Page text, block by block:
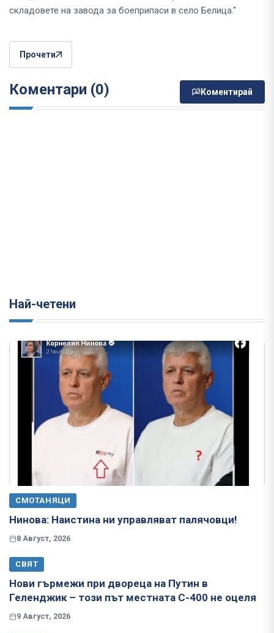
складовете на завода за боеприпаси в село Белица."
Прочети
Коментари (0) Коментирай
Най-четени
СМОТАНЯЦИ
Нинова: Наистина ни управляват палячовци!
8 Август, 2026
СВЯТ
Нови гърмежи при двореца на Путин в
Геленджик – този път местната С-400 не оцеля
9 Август, 2026